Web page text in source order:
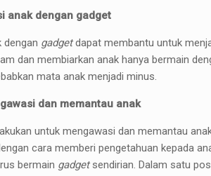
anak dengan gadget
dengan gadgetdapat membantu untuk
dan membiarkan anak hanya bermain
mata anak menjadi minus.
dan memantau anak
untuk mengawasi dan memantau
cara memberi pengetahuan kepada
bermain gadgetsendirian. Dalam satu